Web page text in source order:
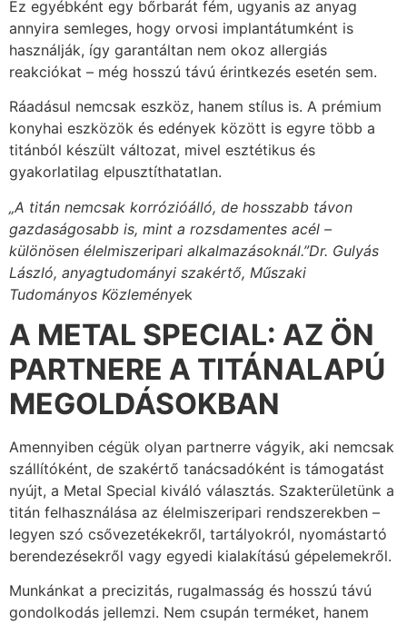
Ez egyébként egy bőrbarát fém, ugyanis az anyag
annyira semleges, hogy orvosi implantátumként is
használják, így garantáltan nem okoz allergiás
reakciókat – még hosszú távú érintkezés esetén sem.
Ráadásul nemcsak eszköz, hanem stílus is. A prémium
konyhai eszközök és edények között is egyre több a
titánból készült változat, mivel esztétikus és
gyakorlatilag elpusztíthatatlan.
„A titán nemcsak korrózióálló, de hosszabb távon
gazdaságosabb is, mint a rozsdamentes acél –
különösen élelmiszeripari alkalmazásoknál.”Dr. Gulyás
László, anyagtudományi szakértő, Műszaki
Tudományos Közlemények
A METAL SPECIAL: AZ ÖN
PARTNERE A TITÁNALAPÚ
MEGOLDÁSOKBAN
Amennyiben cégük olyan partnerre vágyik, aki nemcsak
szállítóként, de szakértő tanácsadóként is támogatást
nyújt, a Metal Special kiváló választás. Szakterületünk a
titán felhasználása az élelmiszeripari rendszerekben –
legyen szó csővezetékekről, tartályokról, nyomástartó
berendezésekről vagy egyedi kialakítású gépelemekről.
Munkánkat a precizitás, rugalmasság és hosszú távú
gondolkodás jellemzi. Nem csupán terméket, hanem